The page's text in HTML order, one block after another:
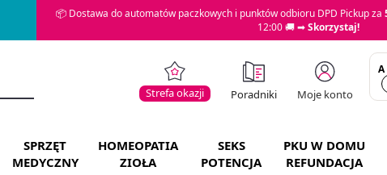
📦 Dostawa do automatów paczkowych i punktów odbioru DPD Pickup za
12:00 🚚 ➡Skorzystaj!
Strefa okazji Poradniki Moje konto
A
SPRZĘT
MEDYCZNY
HOMEOPATIA
ZIOŁA
SEKS
POTENCJA
PKU W DOMU
REFUNDACJA